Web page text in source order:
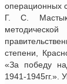
операционных
Г. С.
степени,
«За победу
1941-1945гг.».